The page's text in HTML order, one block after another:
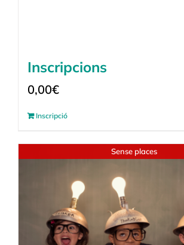
Inscripcions
0,00€
Inscripció
Sense places